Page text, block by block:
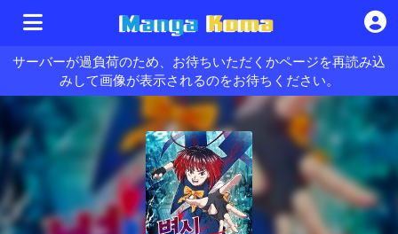
サーバーが過負荷のため、お待ちいただくかページを再読み込
みして画像が表示されるのをお待ちください。